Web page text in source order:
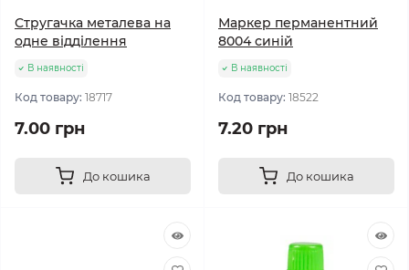
Стругачка металева на
одне відділення
В наявності
Код товару: 18717
7.00 грн
До кошика
Маркер перманентний
8004 синій
В наявності
Код товару: 18522
7.20 грн
До кошика